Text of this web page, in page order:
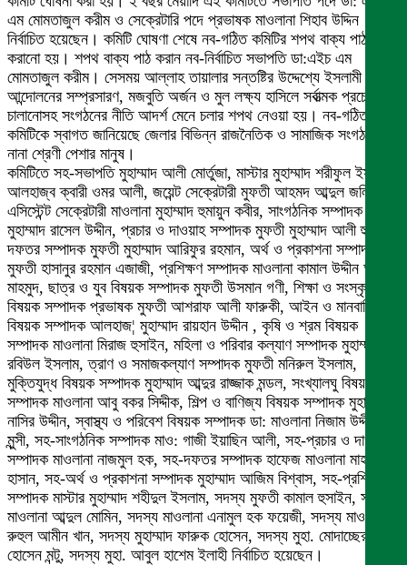
এম মোমতাজুল করীম ও সেক্রেটারি পদে প্রভাষক মাওলানা শিহাব উদ্দিন
নির্বাচিত হয়েছেন। কমিটি ঘোষণা শেষে নব-গঠিত কমিটির শপথ বাক্য পাঠ
করানো হয়। শপথ বাক্য পাঠ করান নব-নির্বাচিত সভাপতি ডা:এইচ এম
মোমতাজুল করীম। সেসময় আল্লাহ তায়ালার সন্তষ্টির উদ্দেশ্যে ইসলামী
আন্দোলনের সম্প্রসারণ, মজবুতি অর্জন ও মুল লক্ষ্য হাসিলে সর্বাত্মক প্রচেষ্টা
চালানোসহ সংগঠনের নীতি আদর্শ মেনে চলার শপথ নেওয়া হয়। নব-গঠিত এই
কমিটিকে স্বাগত জানিয়েছে জেলার বিভিন্ন রাজনৈতিক ও সামাজিক সংগঠনসহ
নানা শ্রেণী পেশার মানুষ।
কমিটিতে সহ-সভাপতি মুহাম্মাদ আলী মোর্তুজা, মাস্টার মুহাম্মাদ শরীফুল ইসলাম,
আলহাজ্ব ক্বারী ওমর আলী, জয়েন্ট সেক্রেটারী মুফতী আহমদ আব্দুল জলিল,
এসিস্টেন্ট সেক্রেটারী মাওলানা মুহাম্মাদ হুমায়ুন কবীর, সাংগঠনিক সম্পাদক মুফতী
মুহাম্মাদ রাসেল উদ্দীন, প্রচার ও দাওয়াহ সম্পাদক মুফতী মুহাম্মাদ আলী হুসাইন,
দফতর সম্পাদক মুফতী মুহাম্মাদ আরিফুর রহমান, অর্থ ও প্রকাশনা সম্পাদক
মুফতী হাসানুর রহমান এজাজী, প্রশিক্ষণ সম্পাদক মাওলানা কামাল উদ্দীন আল
মাহমুদ, ছাত্র ও যুব বিষয়ক সম্পাদক মুফতী উসমান গণী, শিক্ষা ও সংস্কৃতি
বিষয়ক সম্পাদক প্রভাষক মুফতী আশরাফ আলী ফারুকী, আইন ও মানবাধিকার
বিষয়ক সম্পাদক আলহাজ¦ মুহাম্মাদ রায়হান উদ্দীন , কৃষি ও শ্রম বিষয়ক
সম্পাদক মাওলানা মিরাজ হুসাইন, মহিলা ও পরিবার কল্যাণ সম্পাদক মুহাম্মাদ
রবিউল ইসলাম, ত্রাণ ও সমাজকল্যাণ সম্পাদক মুফতী মনিরুল ইসলাম,
মুক্তিযুদ্ধ বিষয়ক সম্পাদক মুহাম্মাদ আব্দুর রাজ্জাক মন্ডল, সংখ্যালঘু বিষয়ক
সম্পাদক মাওলানা আবু বকর সিদ্দীক, শিল্প ও বাণিজ্য বিষয়ক সম্পাদক মুহাম্মাদ
নাসির উদ্দীন, স্বাস্থ্য ও পরিবেশ বিষয়ক সম্পাদক ডা: মাওলানা নিজাম উদ্দীন
মুন্সী, সহ-সাংগঠনিক সম্পাদক মাও: গাজী ইয়াছিন আলী, সহ-প্রচার ও দাওয়াহ
সম্পাদক মাওলানা নাজমুল হক, সহ-দফতর সম্পাদক হাফেজ মাওলানা মাহদী
হাসান, সহ-অর্থ ও প্রকাশনা সম্পাদক মুহাম্মাদ আজিম বিশ্বাস, সহ-প্রশিক্ষণ
সম্পাদক মাস্টার মুহাম্মাদ শহীদুল ইসলাম, সদস্য মুফতী কামাল হুসাইন, সদস্য
মাওলানা আব্দুল মোমিন, সদস্য মাওলানা এনামুল হক ফয়েজী, সদস্য মাওলানা
রুহুল আমীন খান, সদস্য মুহাম্মাদ ফারুক হোসেন, সদস্য মুহা. মোদাচ্ছের
হোসেন মন্টু, সদস্য মুহা. আবুল হাশেম ইলাহী নির্বাচিত হয়েছেন।